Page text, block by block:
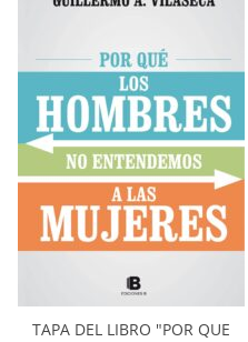
TAPA DEL LIBRO "POR QUE